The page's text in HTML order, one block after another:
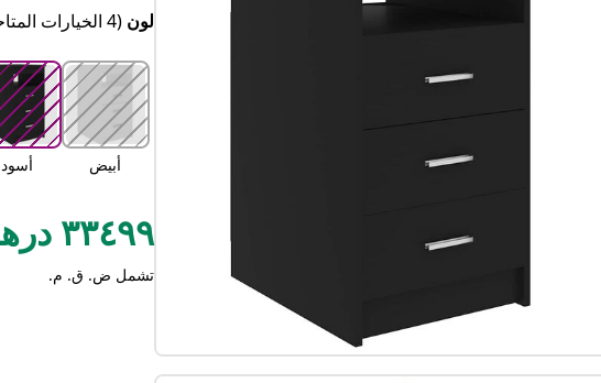
لون(4 الخيارات المتاحة)
أبيض أسود
٣٣٤٩٩ درهم
تشمل ض. ق. م.